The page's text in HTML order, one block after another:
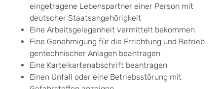
eingetragene Lebenspartner einer Person mit
deutscher Staatsangehörigkeit
Eine Arbeitsgelegenheit vermittelt bekommen
Eine Genehmigung für die Errichtung und Betrieb
gentechnischer Anlagen beantragen
Eine Karteikartenabschrift beantragen
Einen Unfall oder eine Betriebsstörung mit